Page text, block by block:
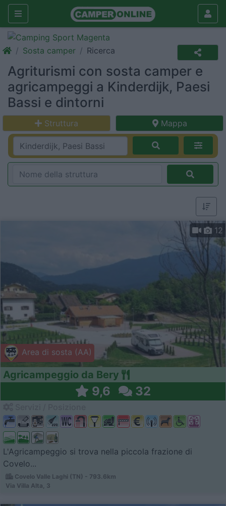
Sosta camper Ricerca
Agriturismi con sosta camper e
agricampeggi a Kinderdijk, Paesi
Bassi e dintorni
Struttura Mappa
Area di sosta (AA)
12
Agricampeggio da Bery
9,6 32
L'Agricampeggio si trova nella piccola frazione di
Covelo...
Covelo Valle Laghi (TN) - 793.6km
Via Villa Alta, 3